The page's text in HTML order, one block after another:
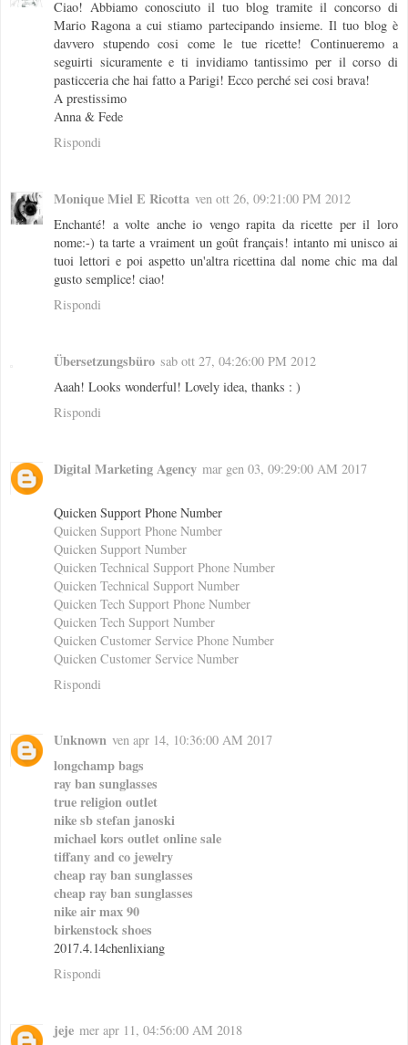
Ciao! Abbiamo conosciuto il tuo blog tramite il concorso di
Mario Ragona a cui stiamo partecipando insieme. Il tuo blog è
davvero stupendo cosi come le tue ricette! Continueremo a
seguirti sicuramente e ti invidiamo tantissimo per il corso di
pasticceria che hai fatto a Parigi! Ecco perché sei cosi brava!
A prestissimo
Anna & Fede
Rispondi
Monique Miel E Ricotta ven ott 26, 09:21:00 PM 2012
Enchanté! a volte anche io vengo rapita da ricette per il loro
nome:-) ta tarte a vraiment un goût français! intanto mi unisco ai
tuoi lettori e poi aspetto un'altra ricettina dal nome chic ma dal
gusto semplice! ciao!
Rispondi
Übersetzungsbüro sab ott 27, 04:26:00 PM 2012
Aaah! Looks wonderful! Lovely idea, thanks : )
Rispondi
Digital Marketing Agency mar gen 03, 09:29:00 AM 2017
Quicken Support Phone Number
Quicken Support Phone Number
Quicken Support Number
Quicken Technical Support Phone Number
Quicken Technical Support Number
Quicken Tech Support Phone Number
Quicken Tech Support Number
Quicken Customer Service Phone Number
Quicken Customer Service Number
Rispondi
Unknown ven apr 14, 10:36:00 AM 2017
longchamp bags
ray ban sunglasses
true religion outlet
nike sb stefan janoski
michael kors outlet online sale
tiffany and co jewelry
cheap ray ban sunglasses
cheap ray ban sunglasses
nike air max 90
birkenstock shoes
2017.4.14chenlixiang
Rispondi
jeje mer apr 11, 04:56:00 AM 2018